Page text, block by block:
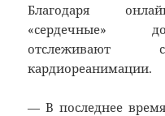
Благодаря
«сердечные»
отслеживают
кардиореанимации.
— В последнее